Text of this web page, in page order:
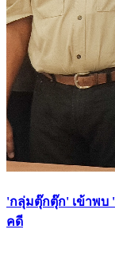
'กลุ่มตุ๊กตุ๊ก' เข้าพบ
คดี